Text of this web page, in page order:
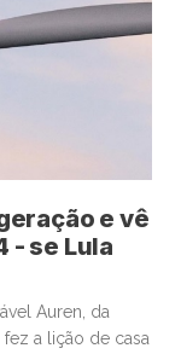
e vê
- se Lula
Auren, da
fez a lição de casa